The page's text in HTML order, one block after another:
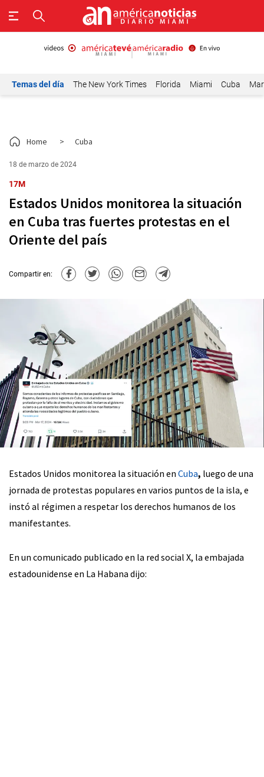
Temas del día The New York Times Florida Miami Cuba
Home > Cuba
18 de marzo de 2024
17M
Estados Unidos monitorea la situación
en Cuba tras fuertes protestas en el
Oriente del país
Compartir en:
Estados Unidos monitorea la situación en Cuba, luego de una
jornada de protestas populares en varios puntos de la isla, e
instó al régimen a respetar los derechos humanos de los
manifestantes.
En un comunicado publicado en la red social X, la embajada
estadounidense en La Habana dijo: